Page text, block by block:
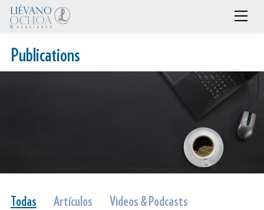
Publications
Todas Artículos
Videos & Podcasts